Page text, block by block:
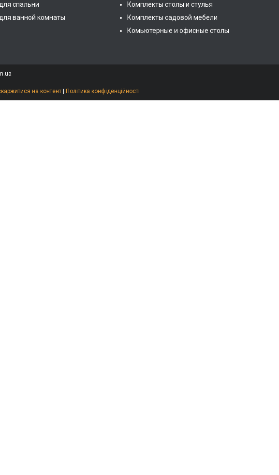
спальни
ванной комнаты
Комплекты столы и стулья
Комплекты садовой мебели
Комьютерные и офисные столы
на контент Політика конфіденційності